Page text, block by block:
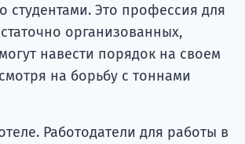
студентами. Это профессия для
организованных,
навести порядок на своем
на борьбу с тоннами
Работодатели для работы в